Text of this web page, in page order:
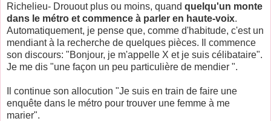
Richelieu- Drouout plus ou moins, quand quelqu'un monte
dans le métro et commence à parler en haute-voix.
Automatiquement, je pense que, comme d'habitude, c'est un
mendiant à la recherche de quelques pièces. Il commence
son discours: "Bonjour, je m'appelle X et je suis célibataire".
Je me dis "une façon un peu particulière de mendier ".
Il continue son allocution "Je suis en train de faire une
enquête dans le métro pour trouver une femme à me
marier".